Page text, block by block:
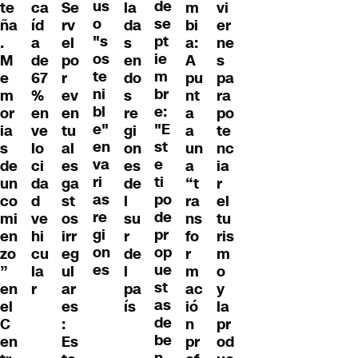
te
ña
.
M
e
m
or
ia
s
de
un
co
mi
en
zo
”
en
el
C
en
ca
íd
a
de
67
%
en
ve
lo
ci
da
d
ve
hi
cu
la
r
Se
rv
el
po
r
ev
en
tu
al
es
ga
st
os
irr
eg
ul
ar
es
:
Es
us
o
"s
os
te
ni
bl
e"
en
va
ri
as
re
gi
on
es
la
da
s
en
do
s
re
gi
on
es
de
l
su
r
de
l
pa
ís
de
se
pt
ie
m
br
e:
"E
st
e
ti
po
de
pr
op
ue
st
as
de
be
m
bi
a:
A
pu
nt
a
a
un
a
“t
ra
ns
fo
r
m
ac
ió
n
pr
vi
er
ne
s
pa
ra
po
te
nc
ia
r
el
tu
ris
m
o
y
la
pr
od